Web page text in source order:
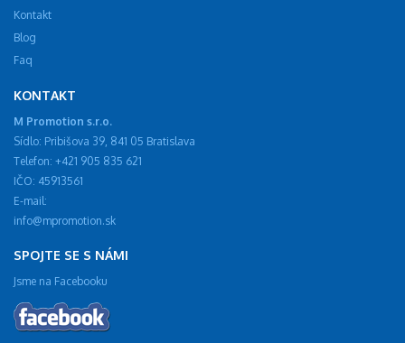
Kontakt
Blog
Faq
KONTAKT
M Promotion s.r.o.
Sídlo: Pribišova 39, 841 05 Bratislava
Telefon: +421 905 835 621
IČO: 45913561
E-mail:
info@mpromotion.sk
SPOJTE SE S NÁMI
Jsme na Facebooku